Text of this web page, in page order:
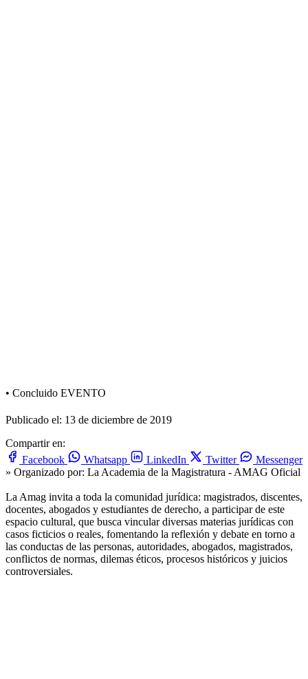
• Concluido EVENTO
Publicado el: 13 de diciembre de 2019
Compartir en:
Facebook
Whatsapp LinkedIn Twitter
Messenger
» Organizado por: La Academia de la Magistratura - AMAG Oficial
La Amag invita a toda la comunidad jurídica: magistrados, discentes,
docentes, abogados y estudiantes de derecho, a participar de este
espacio cultural, que busca vincular diversas materias jurídicas con
casos ficticios o reales, fomentando la reflexión y debate en torno a
las conductas de las personas, autoridades, abogados, magistrados,
conflictos de normas, dilemas éticos, procesos históricos y juicios
controversiales.